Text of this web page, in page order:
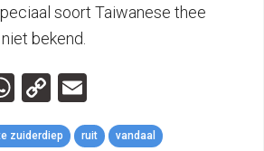
soort Taiwanese thee
bekend.
WhatsApp
Copy
Link
zuiderdiep ruit vandaal